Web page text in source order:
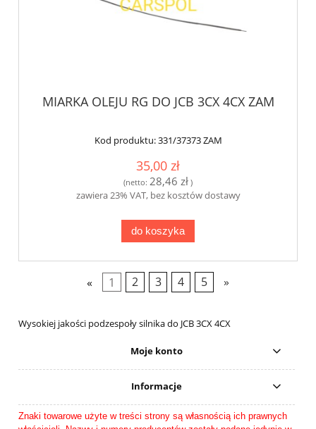
MIARKA OLEJU RG DO JCB 3CX 4CX ZAM
Kod produktu:331/37373 ZAM
35,00 zł
(netto: 28,46 zł )
zawiera 23% VAT, bez kosztów dostawy
do koszyka
« 1 2 3 4 5 »
Wysokiej jakości podzespoły silnika do JCB 3CX 4CX
Moje konto
Informacje
Znaki towarowe użyte w treści strony są własnością ich prawnych